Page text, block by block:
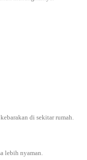
di sekitar rumah.
lebih nyaman.